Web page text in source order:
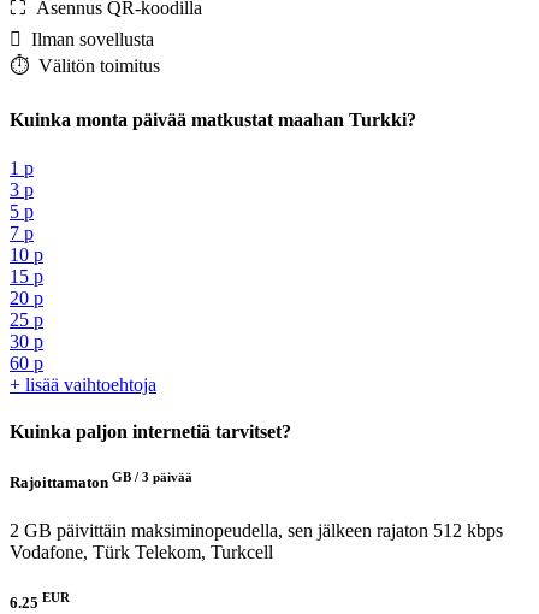
⛶️️ Asennus QR-koodilla
️ Ilman sovellusta
⏱️️ Välitön toimitus
Kuinka monta päivää matkustat maahan Turkki?
1 p
3 p
5 p
7 p
10 p
15 p
20 p
25 p
30 p
60 p
+ lisää vaihtoehtoja
Kuinka paljon internetiä tarvitset?
Rajoittamaton GB / 3 päivää
2 GB päivittäin maksiminopeudella, sen jälkeen rajaton 512 kbps
Vodafone, Türk Telekom, Turkcell
6.25 EUR